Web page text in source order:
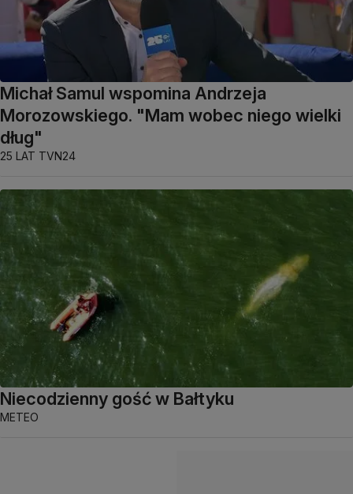
Michał Samul wspomina Andrzeja
Morozowskiego. "Mam wobec niego wielki
dług"
25 LAT TVN24
Niecodzienny gość w Bałtyku
METEO